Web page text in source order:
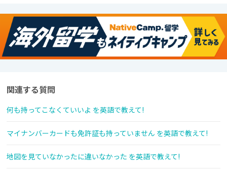
関連する質問
何も持ってこなくていいよ を英語で教えて!
マイナンバーカードも免許証も持っていません を英語で教えて!
地図を見ていなかったに違いなかった を英語で教えて!